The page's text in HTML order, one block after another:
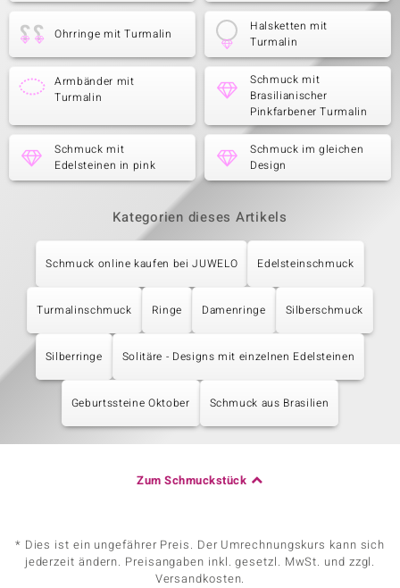
Ohrringe mit Turmalin
Halsketten mit
Turmalin
Armbänder mit
Turmalin
Schmuck mit
Brasilianischer
Pinkfarbener Turmalin
Schmuck mit
Edelsteinen in pink
Schmuck im gleichen
Design
Kategorien dieses Artikels
Schmuck online kaufen bei JUWELO Edelsteinschmuck
Turmalinschmuck Ringe Damenringe Silberschmuck
Silberringe Solitäre - Designs mit einzelnen Edelsteinen
Geburtssteine Oktober Schmuck aus Brasilien
Zum Schmuckstück
* Dies ist ein ungefährer Preis. Der Umrechnungskurs kann sich
jederzeit ändern. Preisangaben inkl. gesetzl. MwSt. und zzgl.
Versandkosten.